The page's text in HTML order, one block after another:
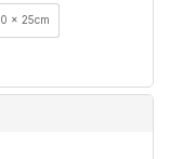
x 25cm